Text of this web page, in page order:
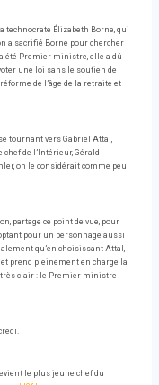
technocrate Élizabeth Borne, qui
a sacrifié Borne pour chercher
été Premier ministre, elle a dû
une loi sans le soutien de
de l’âge de la retraite et
tournant vers Gabriel Attal,
de l’Intérieur, Gérald
on le considérait comme peu
partage ce point de vue, pour
pour un personnage aussi
qu’en choisissant Attal,
prend pleinement en charge la
très clair : le Premier ministre
le plus jeune chef du